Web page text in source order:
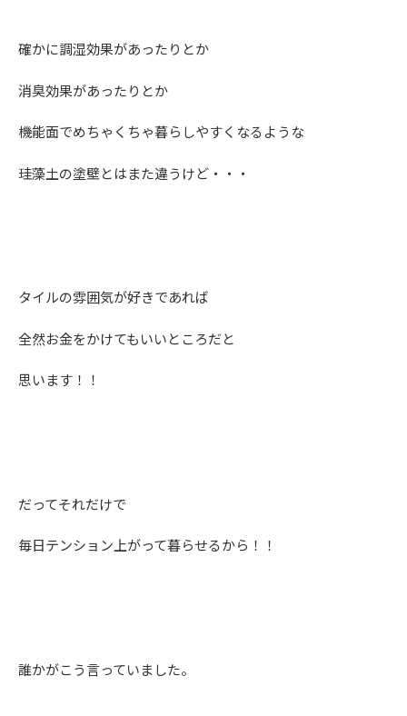
確かに調湿効果があったりとか
消臭効果があったりとか
機能面でめちゃくちゃ暮らしやすくなるような
珪藻土の塗壁とはまた違うけど・・・
タイルの雰囲気が好きであれば
全然お金をかけてもいいところだと
思います！！
だってそれだけで
毎日テンション上がって暮らせるから！！
誰かがこう言っていました。